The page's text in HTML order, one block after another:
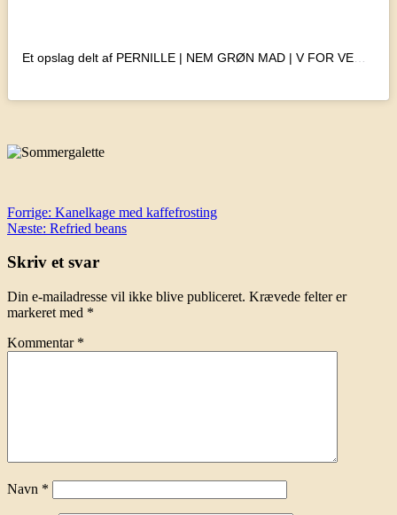
Indlægsnavigation
Forrige: Kanelkage med kaffefrosting
Næste: Refried beans
Skriv et svar
Din e-mailadresse vil ikke blive publiceret. Krævede felter er
markeret med *
Kommentar *
Navn *